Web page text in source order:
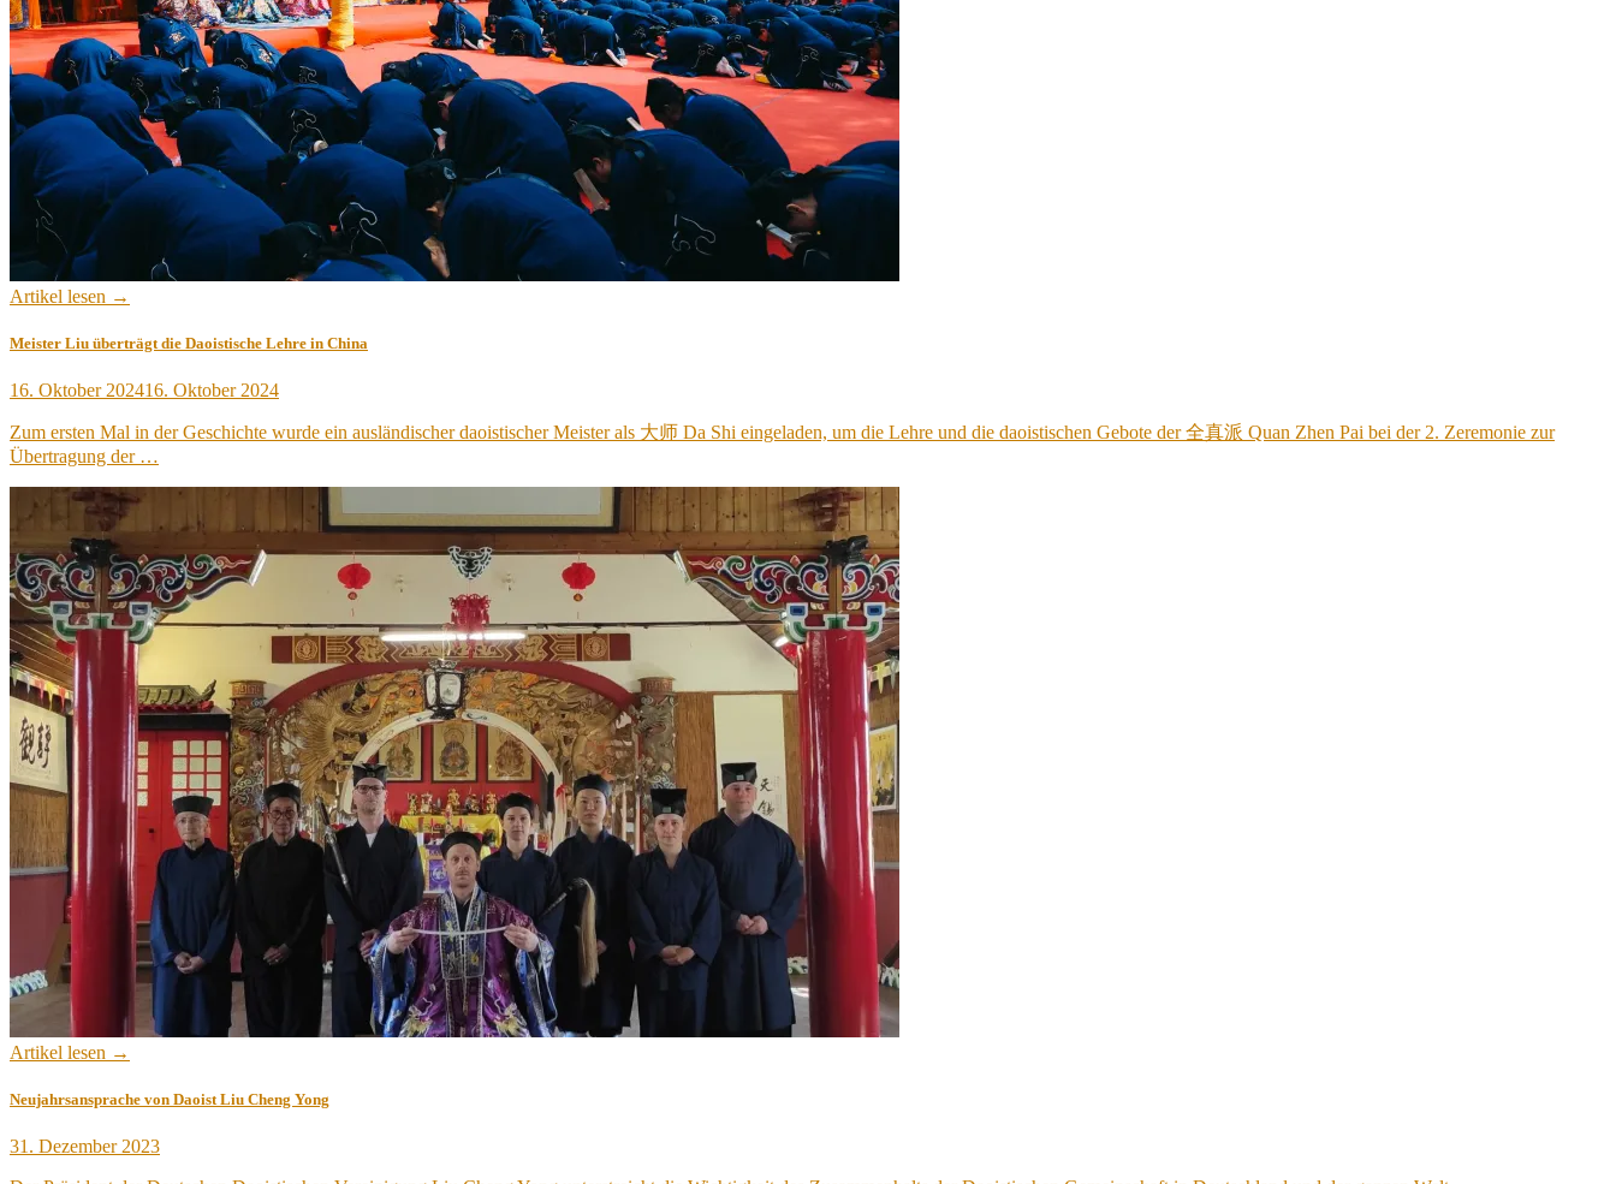
Artikel lesen →
Meister Liu überträgt die Daoistische Lehre in China
Veröffentlicht
16. Oktober 202416. Oktober 2024
Zum ersten Mal in der Geschichte wurde ein ausländischer daoistischer Meister als 大师 Da Shi eingeladen, um die Lehre und die daoistischen Gebote der 全真派 Quan Zhen Pai bei der 2. Zeremonie zur
Übertragung der …
Artikel lesen →
Neujahrsansprache von Daoist Liu Cheng Yong
Veröffentlicht
31. Dezember 2023